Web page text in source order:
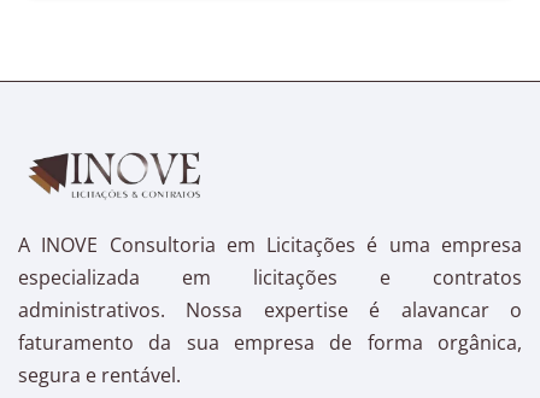
A INOVE Consultoria em Licitações é uma empresa
especializada em licitações e contratos
administrativos. Nossa expertise é alavancar o
faturamento da sua empresa de forma orgânica,
segura e rentável.